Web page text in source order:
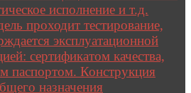
исполнение и т.д.
проходит тестирование,
эксплуатационной
сертификатом качества,
паспортом. Конструкция
назначения